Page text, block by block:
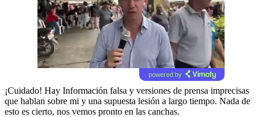
powered by
¡Cuidado! Hay Información falsa y versiones de prensa imprecisas
que hablan sobre mi y una supuesta lesión a largo tiempo. Nada de
esto es cierto, nos vemos pronto en las canchas.